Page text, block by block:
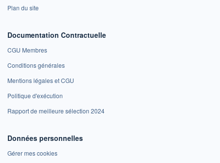
Plan du site
Documentation Contractuelle
CGU Membres
Conditions générales
Mentions légales et CGU
Politique d'exécution
Rapport de meilleure sélection 2024
Données personnelles
Gérer mes cookies